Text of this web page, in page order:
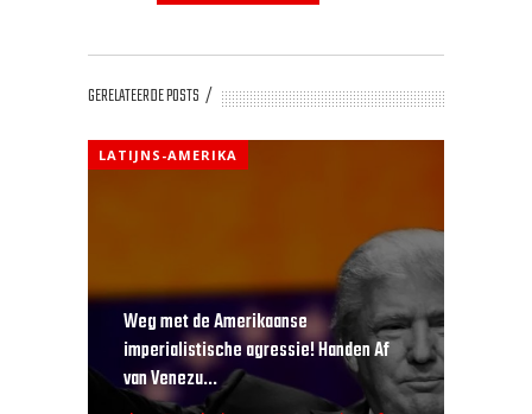
GERELATEERDE POSTS
LATIJNS-AMERIKA
Weg met de Amerikaanse
imperialistische agressie! Handen Af
van Venezu...